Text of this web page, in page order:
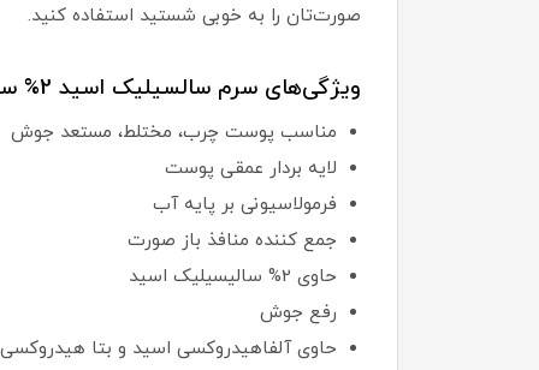
صورت‌تان را به خوبی شستید استفاده کنید.
ویژگی‌های سرم سالسیلیک اسید 2% سولوشن اوردینری:
مناسب پوست چرب، مختلط، مستعد جوش
لایه بردار عمقی پوست
فرمولاسیونی بر پایه آب
جمع کننده منافذ باز صورت
حاوی 2% سالیسیلیک اسید
رفع جوش
حاوی آلفاهیدروکسی اسید و بتا